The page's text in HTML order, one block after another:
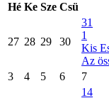
Hé Ke Sze Csü
27 28 29 30
31
1
Kis
Az
3 4 5 6 7
14